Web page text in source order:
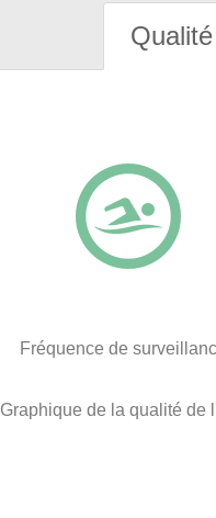
Fréquence de
Graphique de la qualité de